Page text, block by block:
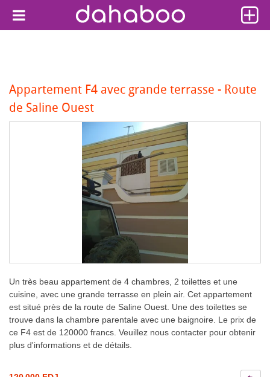
Appartement F4 avec grande terrasse - Route
de Saline Ouest
Un très beau appartement de 4 chambres, 2 toilettes et une
cuisine, avec une grande terrasse en plein air. Cet appartement
est situé près de la route de Saline Ouest. Une des toilettes se
trouve dans la chambre parentale avec une baignoire. Le prix de
ce F4 est de 120000 francs. Veuillez nous contacter pour obtenir
plus d'informations et de détails.